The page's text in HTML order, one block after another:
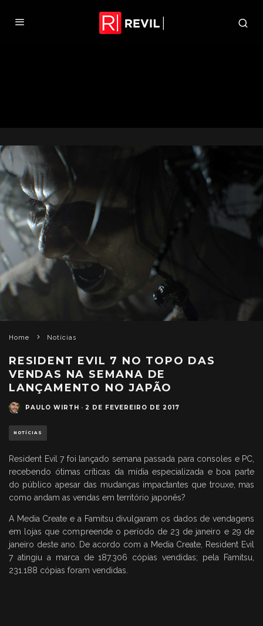
Home Notícias
RESIDENT EVIL 7 NO TOPO DAS
VENDAS NA SEMANA DE
LANÇAMENTO NO JAPÃO
PAULO WIRTH · 2 DE FEVEREIRO DE 2017
NOTÍCIAS
Resident Evil 7 foi lançado semana passada para consoles e PC,
recebendo ótimas críticas da mídia especializada e boa parte
do público apesar das mudanças impactantes que trouxe, mas
como andam as vendas em território japonês?
A Media Create e a Famitsu divulgaram os dados de vendagens
em lojas que compreende o período de 23 de janeiro e 29 de
janeiro deste ano. De acordo com a Media Create, Resident Evil
7 atingiu a marca de 187.306 cópias vendidas; pela Famitsu,
231.188 cópias foram vendidas.